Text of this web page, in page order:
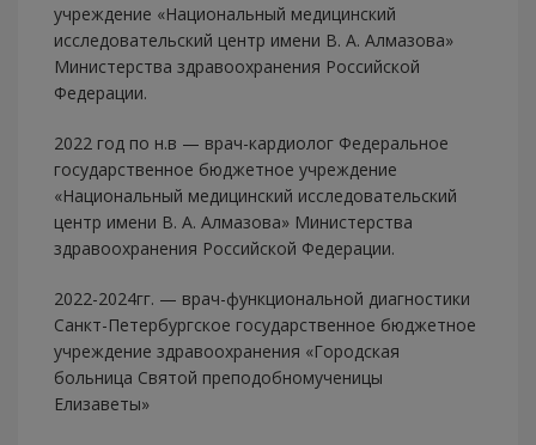
учреждение «Национальный медицинский
исследовательский центр имени В. А. Алмазова»
Министерства здравоохранения Российской
Федерации.
2022 год по н.в — врач-кардиолог Федеральное
государственное бюджетное учреждение
«Национальный медицинский исследовательский
центр имени В. А. Алмазова» Министерства
здравоохранения Российской Федерации.
2022-2024гг. — врач-функциональной диагностики
Санкт-Петербургское государственное бюджетное
учреждение здравоохранения «Городская
больница Святой преподобномученицы
Елизаветы»